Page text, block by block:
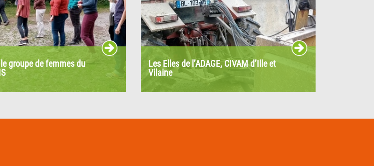
groupe de femmes du
de femmes ? Est-ce qu’on fait un
nous ? C’est...
Les Elles de l’ADAGE, CIVAM d’Ille et
Vilaine
Le groupe des Elles a vu le jour en 2017. Suite à
l’observation par l’Adage...